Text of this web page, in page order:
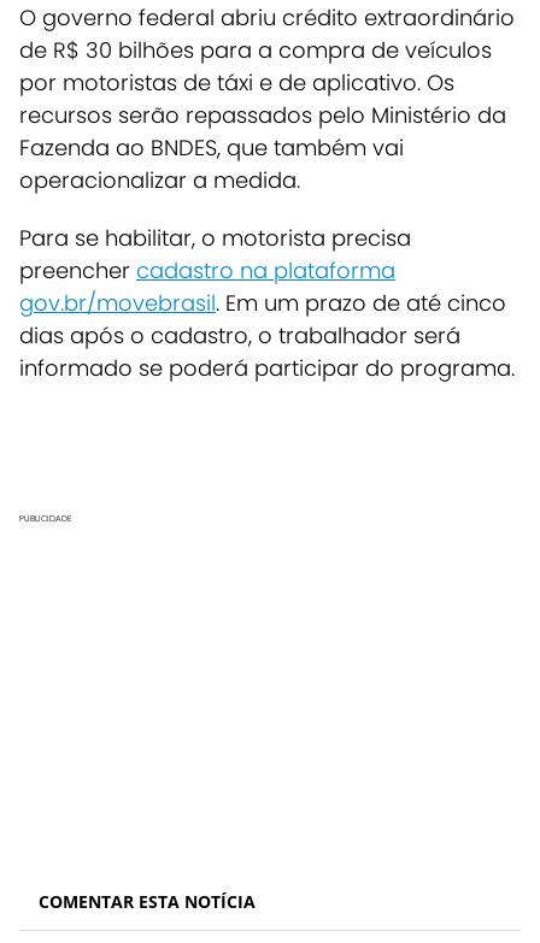
O governo federal abriu crédito extraordinário
de R$ 30 bilhões para a compra de veículos
por motoristas de táxi e de aplicativo. Os
recursos serão repassados pelo Ministério da
Fazenda ao BNDES, que também vai
operacionalizar a medida.
Para se habilitar, o motorista precisa
preencher cadastro na plataforma
gov.br/movebrasil. Em um prazo de até cinco
dias após o cadastro, o trabalhador será
informado se poderá participar do programa.
PUBLICIDADE
COMENTAR ESTA NOTÍCIA